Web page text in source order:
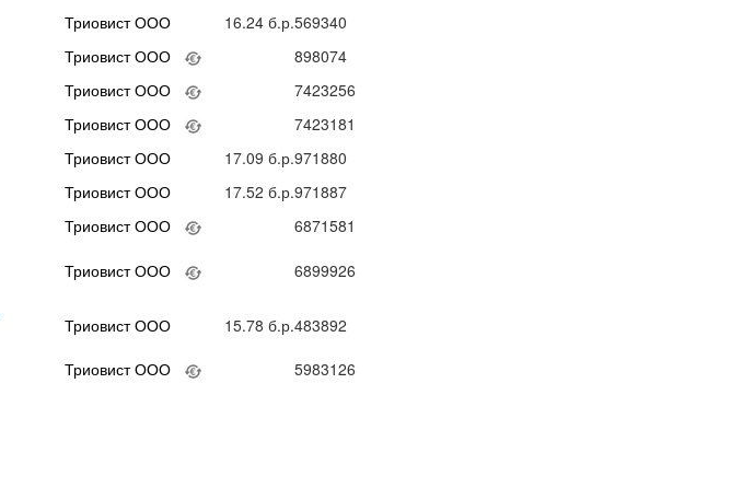
Триовист ООО 16.24 б.р.569340
Триовист ООО
898074
Триовист ООО
7423256
Триовист ООО
7423181
Триовист ООО 17.09 б.р.971880
Триовист ООО 17.52 б.р.971887
Триовист ООО 6871581
Триовист ООО 6899926
Триовист ООО 15.78 б.р.483892
Триовист ООО
5983126